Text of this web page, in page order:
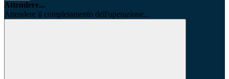
Attendere...
Attendere il completamento dell'operazione...